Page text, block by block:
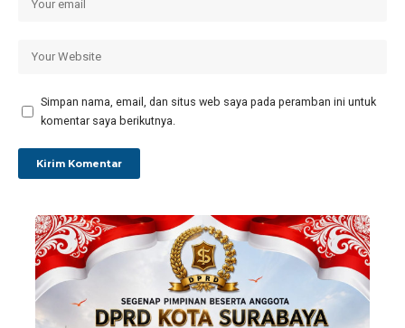
Simpan nama, email, dan situs web saya pada peramban ini untuk
komentar saya berikutnya.